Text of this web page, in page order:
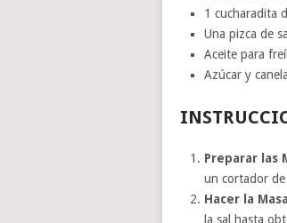
1 cucharadita
Una pizca de sal
Aceite para
Azúcar y
Preparar las
un cortador
Hacer la Masa
la sal hasta